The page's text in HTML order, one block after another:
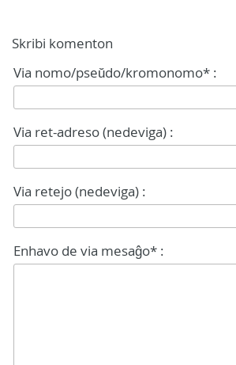
Skribi komenton
Via nomo/pseŭdo/kromonomo* :
Via ret-adreso (nedeviga) :
Via retejo (nedeviga) :
Enhavo de via mesaĝo* :